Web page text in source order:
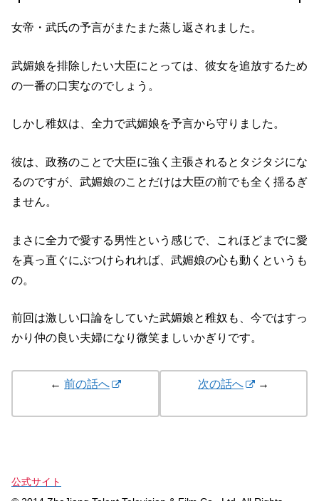
女帝・武氏の予言がまたまた蒸し返されました。
武媚娘を排除したい大臣にとっては、彼女を追放するため
の一番の口実なのでしょう。
しかし稚奴は、全力で武媚娘を予言から守りました。
彼は、政務のことで大臣に強く主張されるとタジタジにな
るのですが、武媚娘のことだけは大臣の前でも全く揺るぎ
ません。
まさに全力で愛する男性という感じで、これほどまでに愛
を真っ直ぐにぶつけられれば、武媚娘の心も動くというも
の。
前回は激しい口論をしていた武媚娘と稚奴も、今ではすっ
かり仲の良い夫婦になり微笑ましいかぎりです。
← 前の話へ 次の話へ →
公式サイト